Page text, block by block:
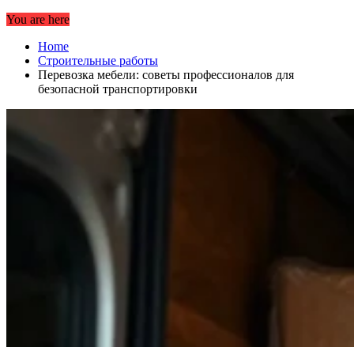
You are here
Home
Строительные работы
Перевозка мебели: советы профессионалов для
безопасной транспортировки